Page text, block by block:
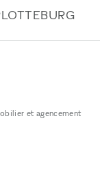
et agencement